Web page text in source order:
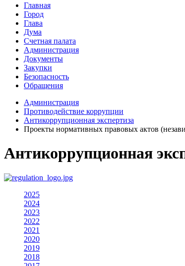
Главная
Город
Глава
Дума
Счетная палата
Администрация
Документы
Закупки
Безопасность
Обращения
Администрация
Противодействие коррупции
Антикоррупционная экспертиза
Проекты нормативных правовых актов
Антикоррупционная
2025
2024
2023
2022
2021
2020
2019
2018